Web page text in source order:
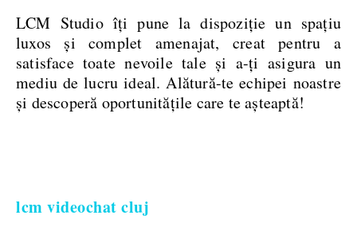
LCM Studio îți pune la dispoziție un spațiu
luxos și complet amenajat, creat pentru a
satisface toate nevoile tale și a-ți asigura un
mediu de lucru ideal. Alătură-te echipei noastre
și descoperă oportunitățile care te așteaptă!
lcm videochat cluj